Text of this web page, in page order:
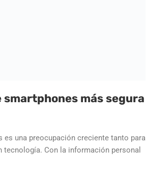
smartphones más segura
es una preocupación creciente tanto para
Con la información personal